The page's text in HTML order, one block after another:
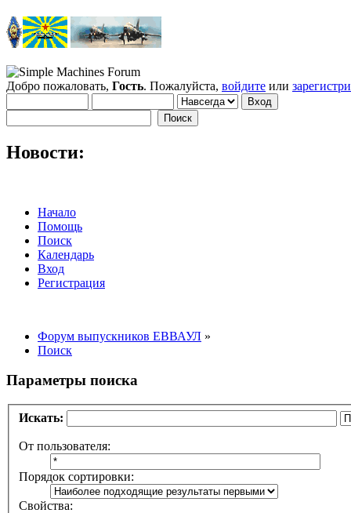
Добро пожаловать, Гость. Пожалуйста, войдите или
Новости:
Начало
Помощь
Поиск
Календарь
Вход
Регистрация
Форум выпускников ЕВВАУЛ »
Поиск
Параметры поиска
Искать:
От пользователя:
Порядок сортировки:
Свойства: